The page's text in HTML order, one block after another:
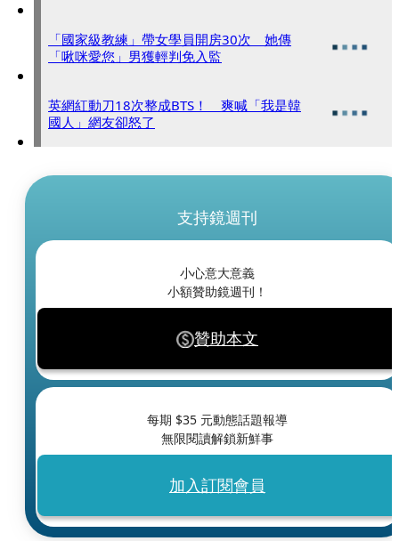
「國家級教練」帶女學員開房30次 她傳
「啾咪愛您」男獲輕判免入監
英網紅動刀18次整成BTS！ 爽喊「我是韓
國人」網友卻怒了
支持鏡週刊
小心意大意義
小額贊助鏡週刊！
贊助本文
每期 $35 元動態話題報導
無限閱讀解鎖新鮮事
加入訂閱會員